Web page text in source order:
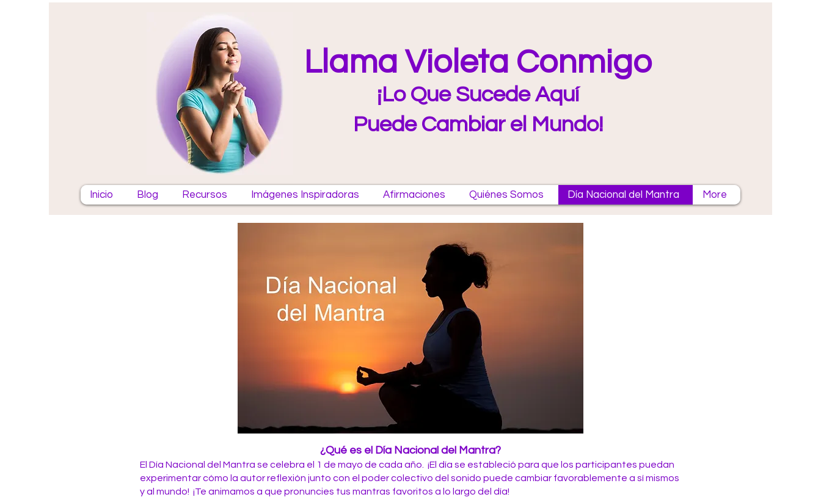
Llama Violeta Conmigo
¡Lo Que Sucede Aquí
Puede Cambiar el Mundo!
Inicio Blog Recursos Imágenes Inspiradoras Afirmaciones Quiénes Somos Día Nacional del Mantra More
¿Qué es el Día Nacional del Mantra?
El Día Nacional del Mantra se celebra el 1 de mayo de cada año. ¡El día se estableció para que los participantes puedan
experimentar cómo la autor reflexión junto con el poder colectivo del sonido puede cambiar favorablemente a sí mismos
y al mundo! ¡Te animamos a que pronuncies tus mantras favoritos a lo largo del día!